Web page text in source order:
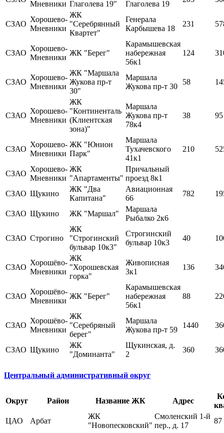
Мневники Глаголева 19" Глаголева 19
СЗАО
Хорошево-
Мневники
ЖК
"Серебрянный
Квартет"
Генерала
Карбышева 18
231
СЗАО
Хорошево-
Мневники
ЖК "Берег"
Карамышевская
набережная
56к1
124
СЗАО
Хорошево-
Мневники
ЖК "Маршала
Жукова пр-т
30"
Маршала
Жукова пр-т 30
58
СЗАО
Хорошево-
Мневники
ЖК
"Континенталь
(Клиентская
зона)"
Маршала
Жукова пр-т
78к4
38 95
СЗАО
Хорошево-
Мневники
ЖК "Юнион
Парк"
Маршала
Тухачевского
41к1
210
СЗАО
Хорошево-
Мневники
ЖК
"Апартаменты"
Причальный
проезд 8к1
СЗАО Щукино
ЖК "Два
Капитана"
Авиационная
66
782
СЗАО Щукино ЖК "Маршал"
Маршала
Рыбалко 2к6
СЗАО Строгино
ЖК
"Строгинский
бульвар 10к3"
Строгинский
бульвар 10к3
40
СЗАО
Хорошёво-
Мневники
ЖК
"Хорошевская
горка"
Живописная
3к1
136
СЗАО
Хорошёво-
Мневники
ЖК "Берег"
Карамышевская
набережная
56к1
88
СЗАО
Хорошёво-
Мневники
ЖК
"Серебряный
берег"
Маршала
Жукова пр-т 59
1440
СЗАО Щукино
ЖК
"Доминанта"
Щукинская, д.
2
360
Центральный административный округ
Округ Район Название ЖК Адрес
ЦАО
Арбат
ЖК
"Новопесковский"
Смоленский 1-й
пер., д. 17
87